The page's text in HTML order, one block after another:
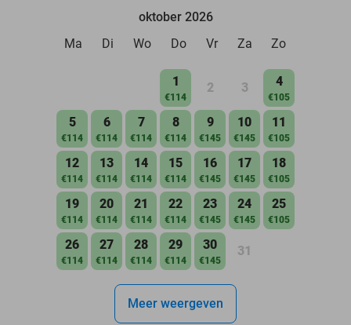
oktober 2026
Ma
Di Wo Do Vr Za Zo
1
€114
2 3 4
€105
5
€114
6
€114
7
€114
8
€114
9
€145
10
€145
11
€105
12
€114
13
€114
14
€114
15
€114
16
€145
17
€145
18
€105
19
€114
20
€114
21
€114
22
€114
23
€145
24
€145
25
€105
26
€114
27
€114
28
€114
29
€114
30
€145
31
Meer weergeven